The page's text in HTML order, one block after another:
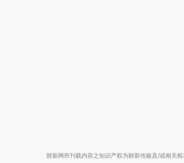
财新网所刊载内容之知识产权为财新传媒及/或相关